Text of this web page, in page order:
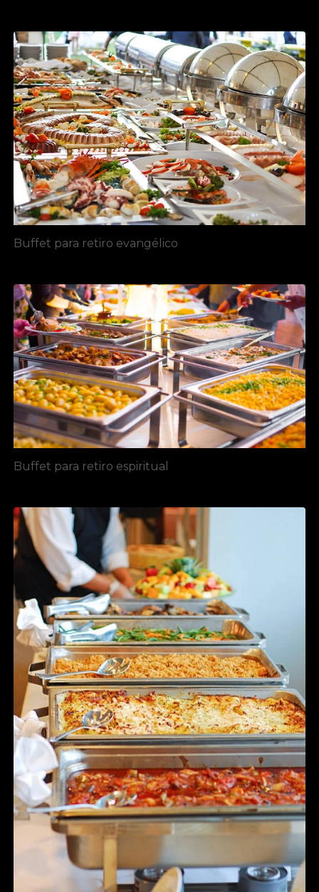
Buffet para retiro evangélico
Buffet para retiro espiritual